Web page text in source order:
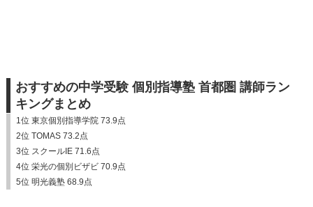
おすすめの中学受験 個別指導塾 首都圏 講師ラン
キングまとめ
1位 東京個別指導学院 73.9点
2位 TOMAS 73.2点
3位 スクールIE 71.6点
4位 栄光の個別ビザビ 70.9点
5位 明光義塾 68.9点